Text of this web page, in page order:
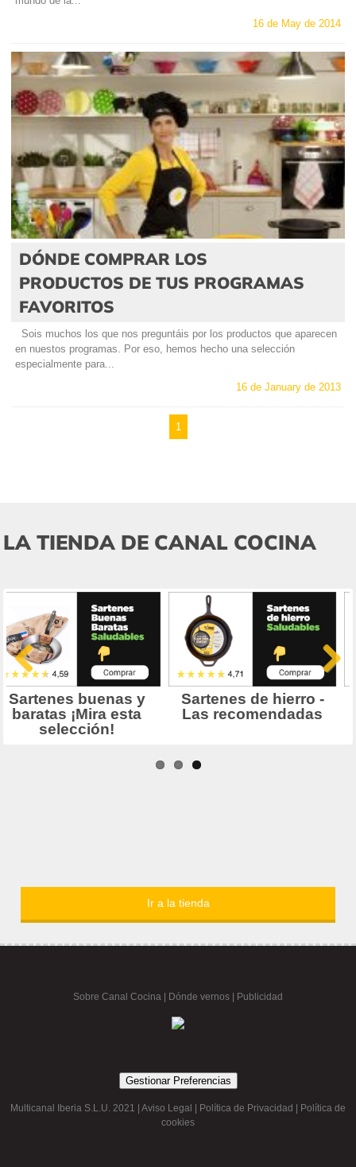
16 de May de 2014
DÓNDE COMPRAR LOS
PRODUCTOS DE TUS PROGRAMAS
FAVORITOS
Sois muchos los que nos preguntáis por los productos que aparecen
en nuestos programas. Por eso, hemos hecho una selección
especialmente para...
16 de January de 2013
1
LA TIENDA DE CANAL COCINA
Ir a la tienda
Sobre Canal Cocina Dónde vernos | Publicidad
Gestionar Preferencias
Multicanal Iberia S.L.U. 2021 | Aviso Legal Política de Privacidad
Política de
cookies